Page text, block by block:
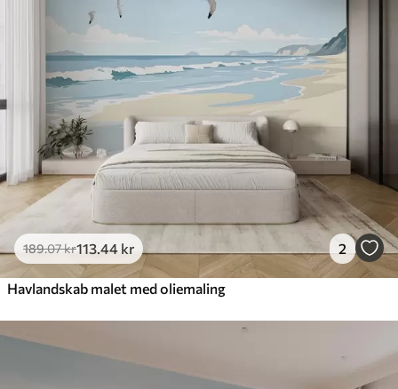
189.07kr113 .44 kr 2
Havlandskab malet med oliemaling